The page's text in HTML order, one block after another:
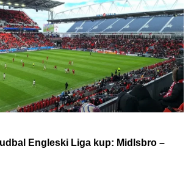
Engleski Liga kup: Midlsbro –